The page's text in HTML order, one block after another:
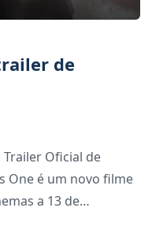
de
Oficial de
One é um novo filme
a 13 de